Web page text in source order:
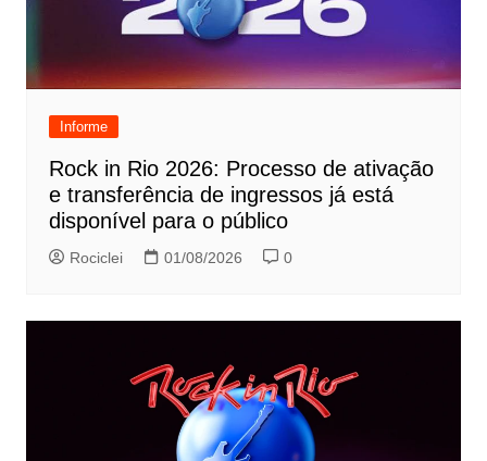
Informe
Rock in Rio 2026: Processo de ativação
e transferência de ingressos já está
disponível para o público
Rociclei 01/08/2026 0